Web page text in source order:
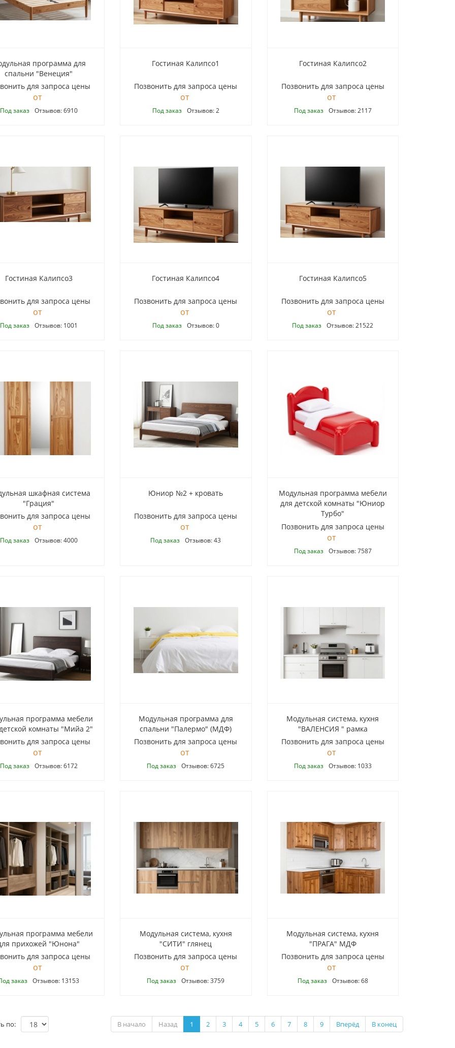
программа для
спальни "Венеция"
для запроса цены
Под заказ Отзывов: 6910
Гостиная Калипсо1
Позвонить для запроса цены
Под заказ Отзывов: 2
Гостиная Калипсо2
Позвонить для запроса цены
Под заказ Отзывов: 2117
Гостиная Калипсо3
для запроса цены
Под заказ Отзывов: 1001
Гостиная Калипсо4
Позвонить для запроса цены
Под заказ Отзывов: 0
Гостиная Калипсо5
Позвонить для запроса цены
Под заказ Отзывов: 21522
шкафная система
"Грация"
для запроса цены
Под заказ Отзывов: 4000
Юниор №2 + кровать
Позвонить для запроса цены
Под заказ Отзывов: 43
Модульная программа мебели
для детской комнаты "Юниор
Турбо"
Позвонить для запроса цены
Под заказ Отзывов: 7587
программа мебели
комнаты "Мийа 2"
для запроса цены
Под заказ Отзывов: 6172
Модульная программа для
спальни "Палермо" (МДФ)
Позвонить для запроса цены
Под заказ Отзывов: 6725
Модульная система, кухня
"ВАЛЕНСИЯ " рамка
Позвонить для запроса цены
Под заказ Отзывов: 1033
программа мебели
прихожей "Юнона"
для запроса цены
заказ Отзывов: 13153
Модульная система, кухня
"СИТИ" глянец
Позвонить для запроса цены
Под заказ Отзывов: 3759
Модульная система, кухня
"ПРАГА" МДФ
Позвонить для запроса цены
Под заказ Отзывов: 68
по: В начало Назад 1 2 3 4 5 6 7 8 9 Вперёд В конец